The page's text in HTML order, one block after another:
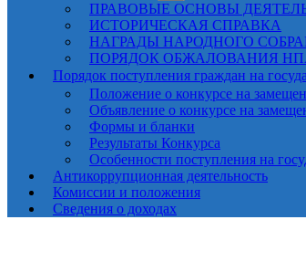
ПРАВОВЫЕ ОСНОВЫ
ИСТОРИЧЕСКАЯ СПРАВКА
НАГРАДЫ НАРОДНОГО
ПОРЯДОК ОБЖАЛОВАНИЯ
Порядок поступления граждан на
Положение о конкурсе на
Объявление о конкурсе на
Формы и бланки
Результаты Конкурса
Особенности поступления на
Антикоррупционная деятельность
Комиссии и положения
Сведения о доходах